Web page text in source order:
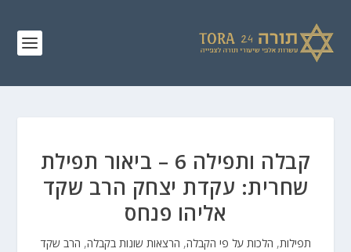
קבלה ותפילה 6 – ביאור תפילת
שחרית: עקדת יצחק הרב שקד
אליהו פנחס
תפילות, הלכות על פי הקבלה, הרצאות שונות בקבלה, הרב שקד